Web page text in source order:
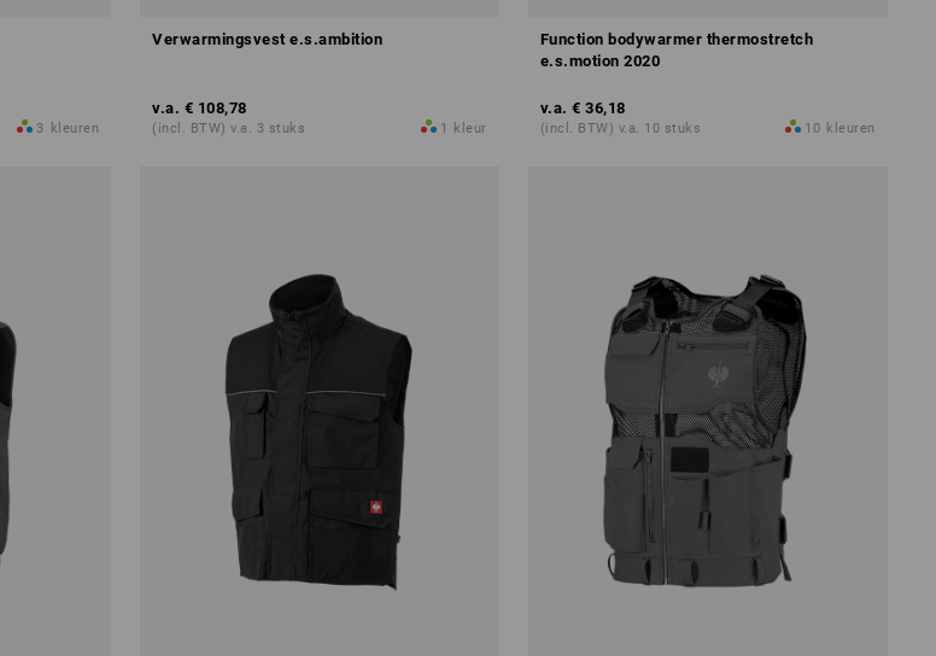
3 kleuren
Verwarmingsvest e.s.ambition
v.a. € 108,78
(incl. BTW) v.a. 3 stuks 1 kleur
Function bodywarmer thermostretch
e.s.motion 2020
v.a. € 36,18
(incl. BTW) v.a. 10 stuks 10 kleuren